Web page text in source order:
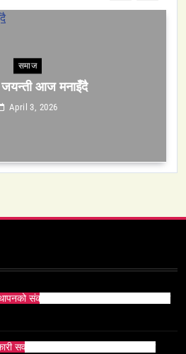
समाज
यात्रा सम्पन्न
सुरुवात हो’ — गृहमन्त्री
April 3, 2026
संकट? पाकिस्तानको पानी संकटको भित्री
सवारीसाधनबाट समेत कालो सिसा हटाइयो